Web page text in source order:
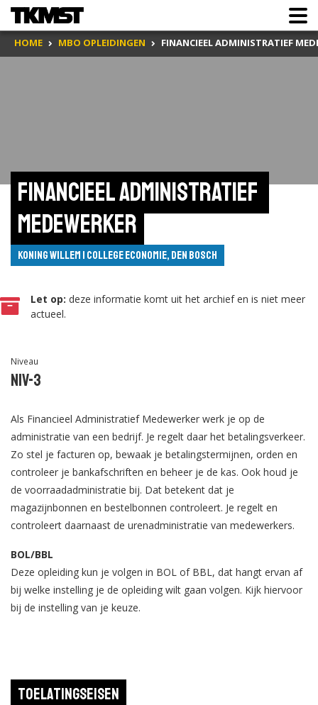
HOME MBO OPLEIDINGEN FINANCIEEL ADMINISTRATIEF
Financieel administratief
medewerker
Koning Willem I College Economie, Den Bosch
Let op: deze informatie komt uit het archief en is niet meer
actueel.
Niveau
Niv-3
Als Financieel Administratief Medewerker werk je op de
administratie van een bedrijf. Je regelt daar het betalingsverkeer.
Zo stel je facturen op, bewaak je betalingstermijnen, orden en
controleer je bankafschriften en beheer je de kas. Ook houd je
de voorraadadministratie bij. Dat betekent dat je
magazijnbonnen en bestelbonnen controleert. Je regelt en
controleert daarnaast de urenadministratie van medewerkers.
BOL/BBL
Deze opleiding kun je volgen in BOL of BBL, dat hangt ervan af
bij welke instelling je de opleiding wilt gaan volgen. Kijk hiervoor
bij de instelling van je keuze.
Toelatingseisen